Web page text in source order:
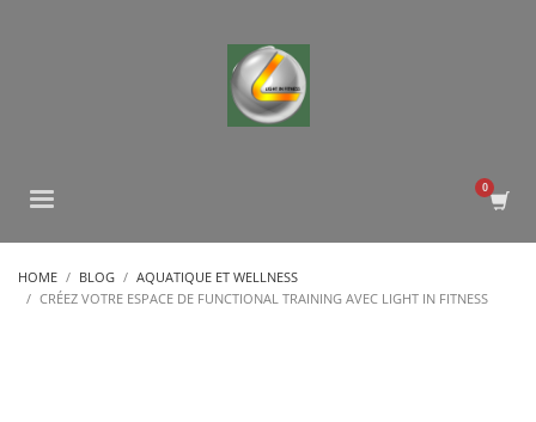
HOME BLOG
AQUATIQUE ET WELLNESS
CRÉEZ VOTRE ESPACE DE FUNCTIONAL TRAINING AVEC LIGHT IN FITNESS